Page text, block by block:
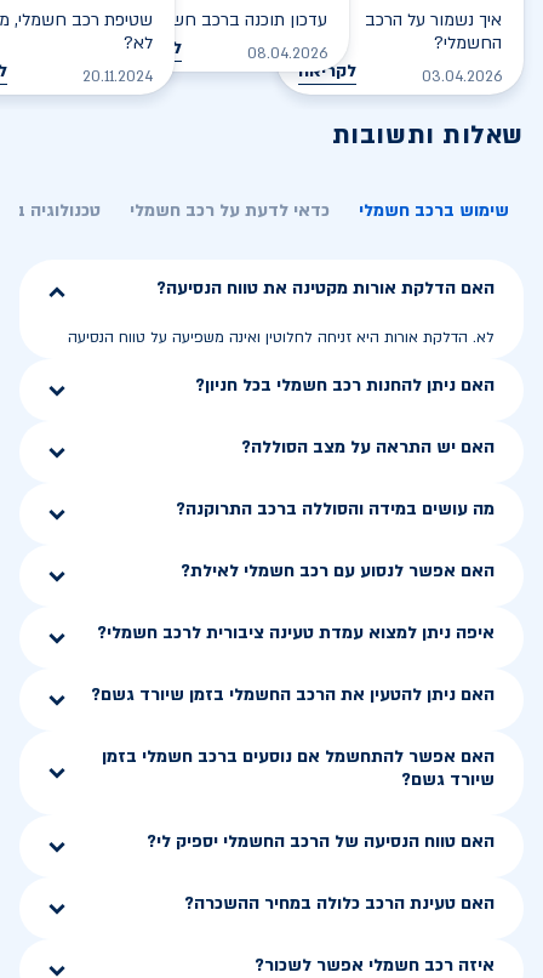
איך נשמור על הרכב
החשמלי?
03.04.2026 לקריאה
עדכון תוכנה ברכב חשמלי
08.04.2026 לקריאה
שטיפת רכב חשמלי,
לא?
20.11.2024
שאלות ותשובות
שימוש ברכב חשמלי כדאי לדעת על רכב חשמלי טכנולוגיה
האם הדלקת אורות מקטינה את טווח הנסיעה?
לא. הדלקת אורות היא זניחה לחלוטין ואינה משפיעה על טווח הנסיעה
האם ניתן להחנות רכב חשמלי בכל חניון?
האם יש התראה על מצב הסוללה?
מה עושים במידה והסוללה ברכב התרוקנה?
האם אפשר לנסוע עם רכב חשמלי לאילת?
איפה ניתן למצוא עמדת טעינה ציבורית לרכב חשמלי?
האם ניתן להטעין את הרכב החשמלי בזמן שיורד גשם?
האם אפשר להתחשמל אם נוסעים ברכב חשמלי בזמן
שיורד גשם?
האם טווח הנסיעה של הרכב החשמלי יספיק לי?
האם טעינת הרכב כלולה במחיר ההשכרה?
איזה רכב חשמלי אפשר לשכור?